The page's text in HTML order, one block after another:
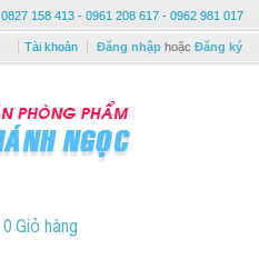
0827 158 413 - 0961 208 617 - 0962 981 017
Tài khoản Đăng nhập hoặc Đăng ký
0 Giỏ hàng